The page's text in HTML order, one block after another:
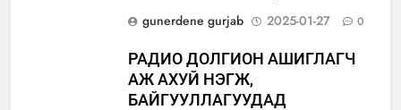
gunerdene gurjab
2025-01-27 0
РАДИО ДОЛГИОН АШИГЛАГЧ
АЖ АХУЙ НЭГЖ,
БАЙГУУЛЛАГУУДАД